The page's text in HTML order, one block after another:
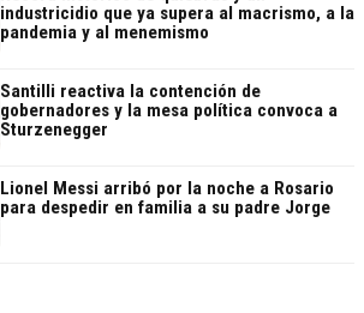
industricidio que ya supera al macrismo, a la
pandemia y al menemismo
Santilli reactiva la contención de
gobernadores y la mesa política convoca a
Sturzenegger
Lionel Messi arribó por la noche a Rosario
para despedir en familia a su padre Jorge